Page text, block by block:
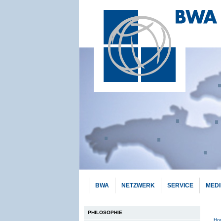
BWA NETZWERK SERVICE
Hauptnavigation
PHILOSOPHIE